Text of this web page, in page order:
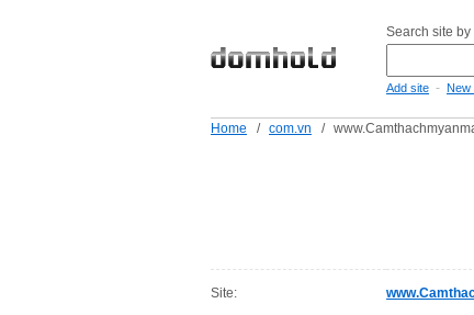
Search site
Add site - New
Home / com.vn /
Site: